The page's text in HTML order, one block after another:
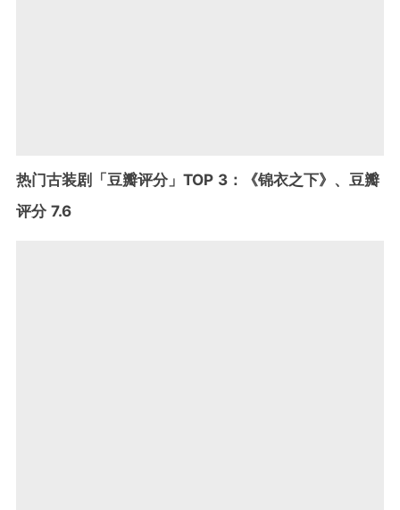
热门古装剧「豆瓣评分」TOP 3：《锦衣之下》、豆瓣
评分 7.6